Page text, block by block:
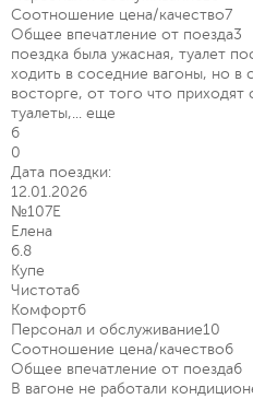
Соотношение цена/качество7
Общее впечатление от поезда3
поездка была ужасная, туалет
ходить в соседние вагоны, но в
восторге, от того что приходят
туалеты,... еще
6
0
Дата поездки:
12.01.2026
№107Е
Елена
6.8
Купе
Чистота6
Комфорт6
Персонал и обслуживание10
Соотношение цена/качество6
Общее впечатление от поезда6
В вагоне не работали